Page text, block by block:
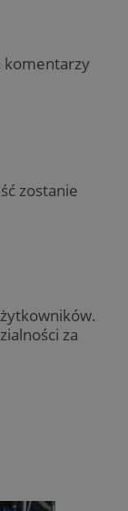
komentarzy
zostanie
za